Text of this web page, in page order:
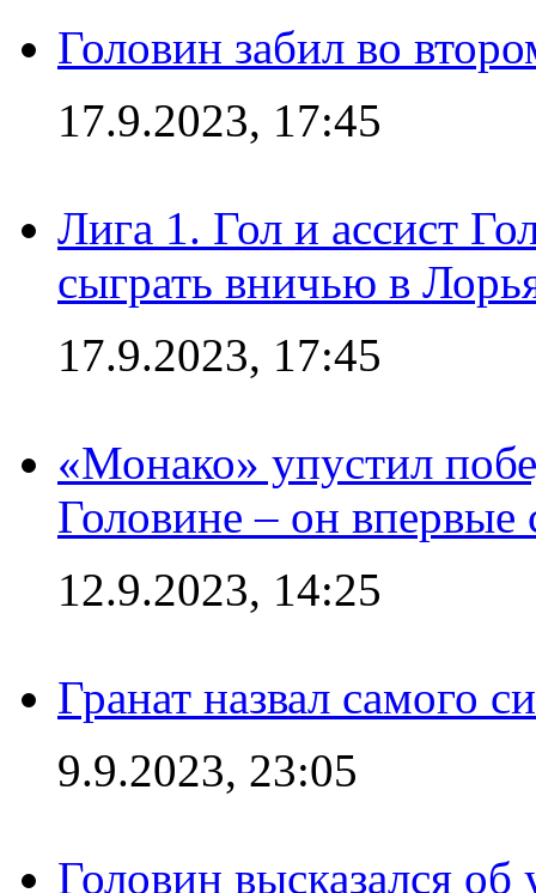
Головин забил во
17.9.2023, 17:45
Лига 1. Гол и ассист
сыграть вничью в
17.9.2023, 17:45
«Монако» упустил
Головине – он впервые
12.9.2023, 14:25
Гранат назвал самого
9.9.2023, 23:05
Головин высказался